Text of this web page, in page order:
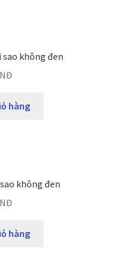
sao không đen
hàng
không đen
hàng